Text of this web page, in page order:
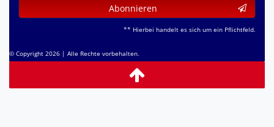
Abonnieren
** Hierbei handelt es sich um ein Pflichtfeld.
© Copyright 2026 | Alle Rechte vorbehalten.